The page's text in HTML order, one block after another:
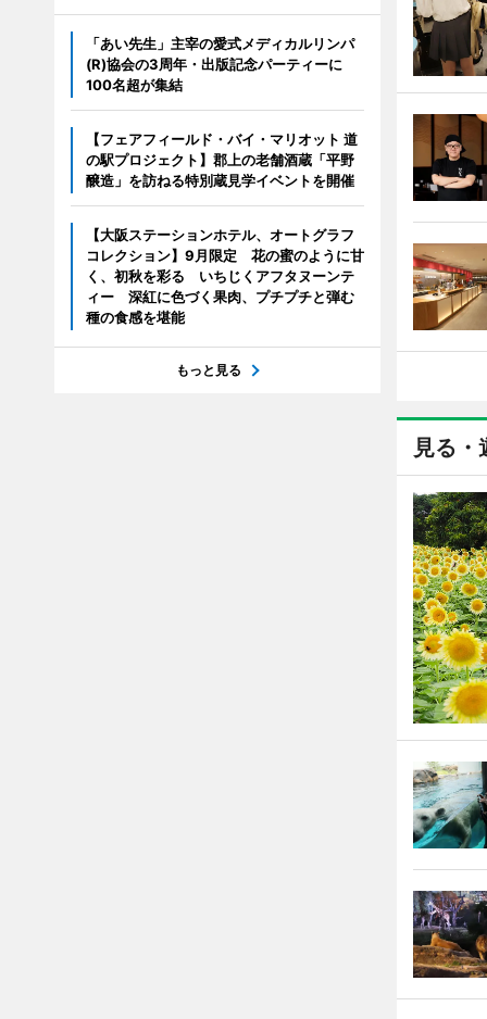
見る・
「あい先生」主宰の愛式メディカルリンパ
(R)協会の3周年・出版記念パーティーに
100名超が集結
【フェアフィールド・バイ・マリオット 道
の駅プロジェクト】郡上の老舗酒蔵「平野
醸造」を訪ねる特別蔵見学イベントを開催
【大阪ステーションホテル、オートグラフ
コレクション】9月限定 花の蜜のように甘
く、初秋を彩る いちじくアフタヌーンテ
ィー 深紅に色づく果肉、プチプチと弾む
種の食感を堪能
もっと見る